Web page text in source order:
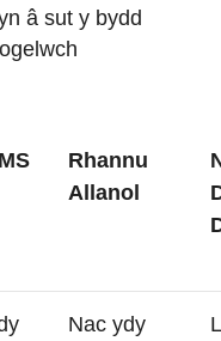
â sut y bydd
Rhannu
Allanol
Nac ydy